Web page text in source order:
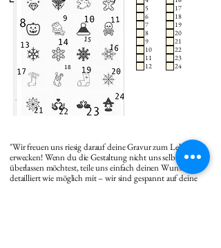
5
6
7
8
9
10
11
12
17
18
19
20
21
22
23
24
"Wir freuen uns riesig darauf deine Gravur zum Leben zu
erwecken! Wenn du die Gestaltung nicht uns selbst
überlassen möchtest, teile uns einfach deinen Wunsch so
detailliert wie möglich mit – wir sind gespannt auf deine